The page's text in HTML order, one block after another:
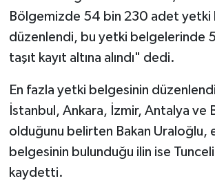
Bölgemizde 54 bin 230 adet yetki
düzenlendi, bu yetki belgelerinde
taşıt kayıt altına alındı" dedi.
En fazla yetki belgesinin
İstanbul, Ankara, İzmir, Antalya ve
olduğunu belirten Bakan Uraloğlu,
belgesinin bulunduğu ilin ise
kaydetti.